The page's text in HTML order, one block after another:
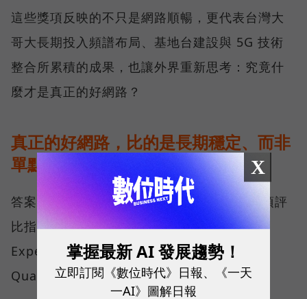
這些獎項反映的不只是網路順暢，更代表台灣大
哥大長期投入頻譜布局、基地台建設與 5G 技術
整合所累積的成果，也讓外界重新思考：究竟什
麼才是真正的好網路？
真正的好網路，比的是長期穩定、而非
單點測速
答案，就藏在 Opensignal 最具代表性的兩項評
比指標──可靠性體驗（Reliability
Experience）與品質一致性（Consistent
Quality）。
X
掌握最新 AI 發展趨勢！
立即訂閱《數位時代》日報、《一天
一AI》圖解日報